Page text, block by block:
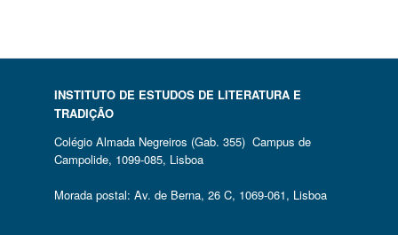
INSTITUTO DE ESTUDOS DE LITERATURA E
TRADIÇÃO
Colégio Almada Negreiros (Gab. 355) Campus de
Campolide, 1099-085, Lisboa
Morada postal: Av. de Berna, 26 C, 1069-061, Lisboa